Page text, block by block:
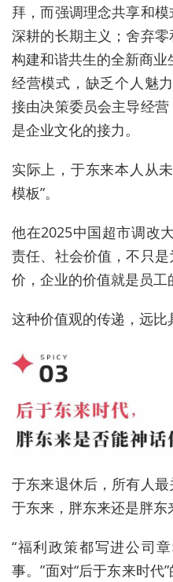
拜，而强调理念共享和
深耕的长期主义；舍弃
构建和谐共生的全新商
经营模式，缺乏个人魅
接由决策委员会主导经
是企业文化的接力。
实际上，于东来本人从
模板”。
他在2025中国超市调改
责任、社会价值，不只
价，企业的价值就是员工
这种价值观的传递，远比
于东来退休后，所有人
于东来，胖东来还是胖东
“福利政策都写进公司
事。”面对“后于东来时代